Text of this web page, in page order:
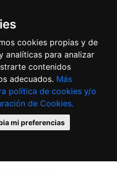
cookies propias y de
analíticas para analizar
contenidos
adecuados. Más
política de cookies y/o
de Cookies.
mi preferencias